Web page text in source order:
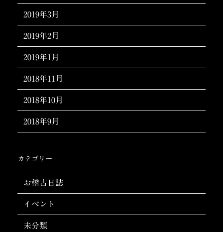
2019年3月
2019年2月
2019年1月
2018年11月
2018年10月
2018年9月
カテゴリー
お稽古日誌
イベント
未分類